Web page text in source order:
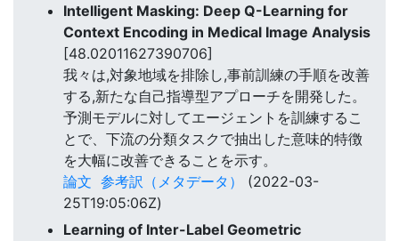
Intelligent Masking: Deep Q-Learning for
Context Encoding in Medical Image Analysis
[48.02011627390706]
我々は,対象地域を排除し,事前訓練の手順を改善
する,新たな自己指導型アプローチを開発した。
予測モデルに対してエージェントを訓練するこ
とで、下流の分類タスクで抽出した意味的特徴
を大幅に改善できることを示す。
論文 参考訳（メタデータ）
(2022-03-
25T19:05:06Z)
Learning of Inter-Label Geometric